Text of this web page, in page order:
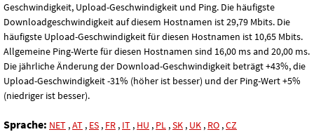
Geschwindigkeit, Upload-Geschwindigkeit und Ping. Die häufigste
Downloadgeschwindigkeit auf diesem Hostnamen ist 29,79 Mbits. Die
häufigste Upload-Geschwindigkeit für diesen Hostnamen ist 10,65 Mbits.
Allgemeine Ping-Werte für diesen Hostnamen sind 16,00 ms and 20,00 ms.
Die jährliche Änderung der Download-Geschwindigkeit beträgt +43%, die
Upload-Geschwindigkeit -31% (höher ist besser) und der Ping-Wert +5%
(niedriger ist besser).
Sprache: NET ,AT , ES , FR , IT , HU , PL ,SK , UK , RO ,CZ